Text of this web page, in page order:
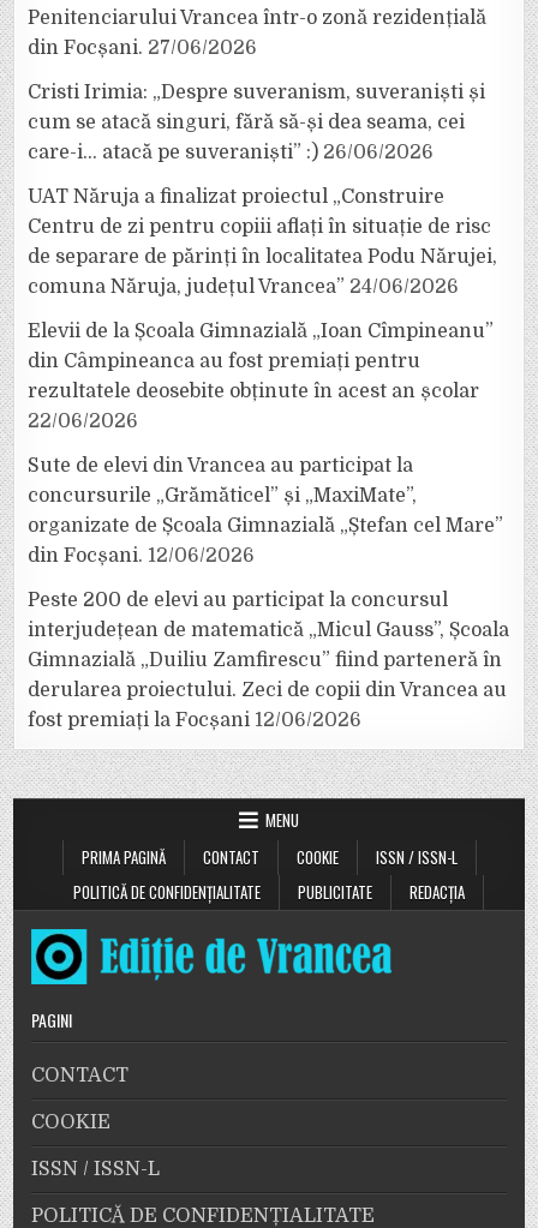
Penitenciarului Vrancea într-o zonă rezidențială
din Focșani. 27/06/2026
Cristi Irimia: „Despre suveranism, suveraniști și
cum se atacă singuri, fără să-și dea seama, cei
care-i… atacă pe suveraniști” :) 26/06/2026
UAT Năruja a finalizat proiectul „Construire
Centru de zi pentru copiii aflați în situație de risc
de separare de părinți în localitatea Podu Nărujei,
comuna Năruja, județul Vrancea” 24/06/2026
Elevii de la Școala Gimnazială „Ioan Cîmpineanu”
din Câmpineanca au fost premiați pentru
rezultatele deosebite obținute în acest an școlar
22/06/2026
Sute de elevi din Vrancea au participat la
concursurile „Grămăticel” și „MaxiMate”,
organizate de Școala Gimnazială „Ștefan cel Mare”
din Focșani. 12/06/2026
Peste 200 de elevi au participat la concursul
interjudețean de matematică „Micul Gauss”, Școala
Gimnazială „Duiliu Zamfirescu” fiind parteneră în
derularea proiectului. Zeci de copii din Vrancea au
fost premiați la Focșani 12/06/2026
MENU
PRIMA PAGINĂ
CONTACT COOKIE
ISSN / ISSN-L
POLITICĂ DE CONFIDENȚIALITATE
PUBLICITATE REDACȚIA
PAGINI
CONTACT
COOKIE
ISSN / ISSN-L
POLITICĂ DE CONFIDENȚIALITATE